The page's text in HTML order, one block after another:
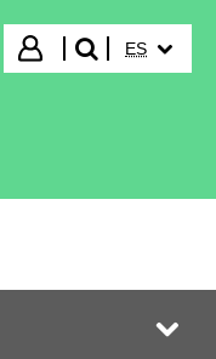
Iniciar sesión
buscar"
ES